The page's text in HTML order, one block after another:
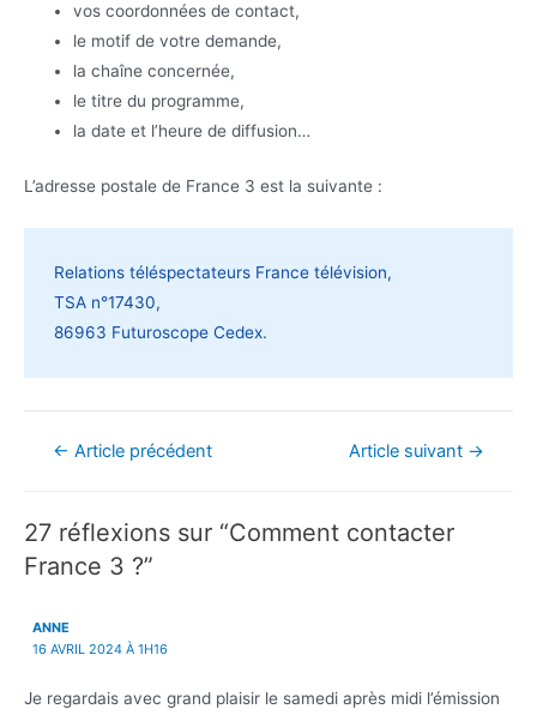
vos coordonnées de contact,
le motif de votre demande,
la chaîne concernée,
le titre du programme,
la date et l’heure de diffusion…
L’adresse postale de France 3 est la suivante :
Relations téléspectateurs France télévision,
TSA n°17430,
86963 Futuroscope Cedex.
Navigation
← Article précédent Article suivant →
27 réflexions sur “Comment contacter
France 3 ?”
ANNE
16 AVRIL 2024 À 1H16
Je regardais avec grand plaisir le samedi après midi l’émission